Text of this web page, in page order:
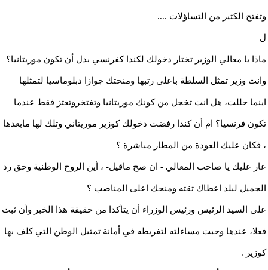
وتفتح الكثير من التساؤلات ....
ل
ماذا يا معالي الوزير تختار دخولك لكندا كفرنسي بدل أن تكون موريتانيا؟
وانت وزير تمثل السلطة باعلى رتبها ومنحتك جوازا دبلوماسيا لتمثلها
اينما حللت، هل انت تخجل من كونك موريتانيا وتفتخروتعتز فقط عندما
تكون فرنسيا؟ ام أن كندا رفضت دخولك كوزير موريتاني وتلك لها مابعدها
، فكان عليك العودة من المطار مباشرة ؟
عار عليك يا صاحب المعالي - ان صح ماقيل- ، أين الروح الوطنية وحق رد
الجميل لبلد اعطاك ثقته ومنحك اعلى المناصب ؟
على السيد الرئيس ورئيس الوزراء أن يتأكدا من حقيقة هذا الخبر وأن ثبت
فعلا، عندها وجبت مساءلته لتفريطه في أمانة تمثيل الوطن التي كلف بها
كوزير .